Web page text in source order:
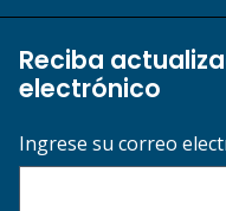
Reciba
electrónico
Ingrese su correo